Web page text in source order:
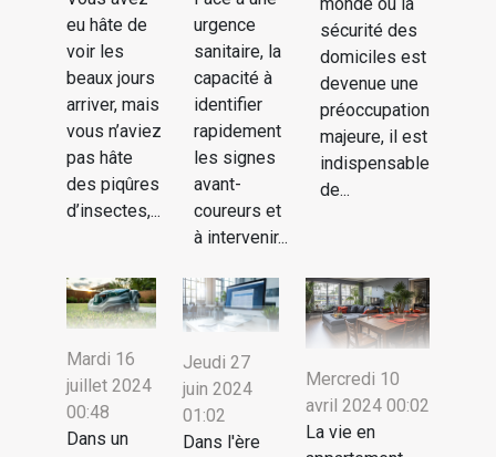
eu hâte de
voir les
beaux jours
arriver, mais
vous n’aviez
pas hâte
des piqûres
d’insectes,...
urgence
sanitaire, la
capacité à
identifier
rapidement
les signes
avant-
coureurs et
à intervenir...
sécurité des
domiciles est
devenue une
préoccupation
majeure, il est
indispensable
de...
Mardi 16
juillet 2024
00:48
Dans un
Jeudi 27
juin 2024
01:02
Dans l'ère
Mercredi 10
avril 2024 00:02
La vie en